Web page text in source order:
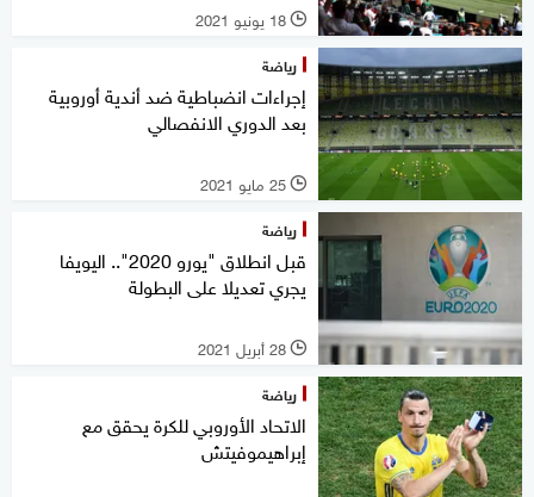
l 18 يونيو 2021
رياضة
إجراءات انضباطية ضد أندية أوروبية
بعد الدوري الانفصالي
l 25 مايو 2021
رياضة
قبل انطلاق "يورو 2020".. اليويفا
يجري تعديلا على البطولة
l 28 أبريل 2021
رياضة
الاتحاد الأوروبي للكرة يحقق مع
إبراهيموفيتش